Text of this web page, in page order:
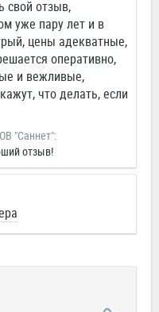
свой отзыв,
уже пару лет и в
цены адекватные,
оперативно,
и вежливые,
что делать, если
"Саннет":
отзыв!